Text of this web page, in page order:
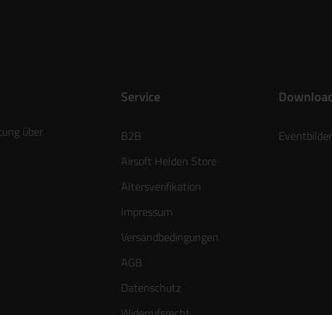
über
Service
B2B
Airsoft Helden Store
Altersverifikation
Impressum
Versandbedingungen
AGB
Datenschutz
Eventbilder